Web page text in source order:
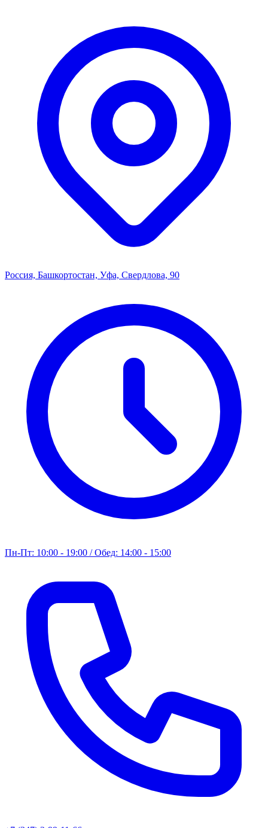
Россия, Башкортостан, Уфа, Свердлова, 90
Пн-Пт: 10:00 - 19:00 / Обед: 14:00 - 15:00